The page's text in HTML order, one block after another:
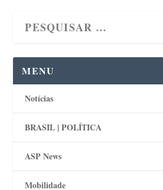
MENU
Notícias
BRASIL | POLÍTICA
ASP News
Mobilidade